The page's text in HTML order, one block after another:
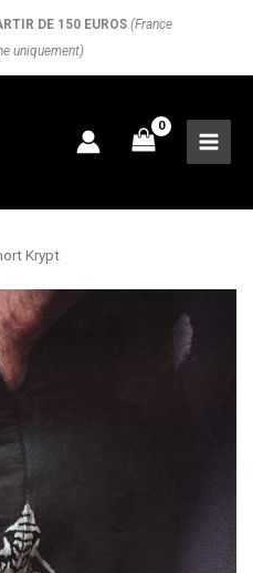
DE 150 EUROS (France
uniquement)
Krypt